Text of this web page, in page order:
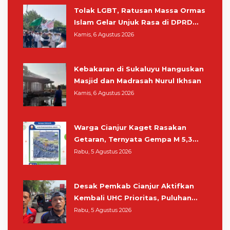
Tolak LGBT, Ratusan Massa Ormas
Islam Gelar Unjuk Rasa di DPRD
Cianjur
Kamis, 6 Agustus 2026
Kebakaran di Sukaluyu Hanguskan
Masjid dan Madrasah Nurul Ikhsan
Kamis, 6 Agustus 2026
Warga Cianjur Kaget Rasakan
Getaran, Ternyata Gempa M 5,3
Berpusat di Pangandaran
Rabu, 5 Agustus 2026
Desak Pemkab Cianjur Aktifkan
Kembali UHC Prioritas, Puluhan
Warga Unjuk Rasa di Pendopo
Rabu, 5 Agustus 2026